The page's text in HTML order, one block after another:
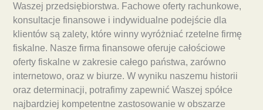
Waszej przedsiębiorstwa. Fachowe oferty rachunkowe,
konsultacje finansowe i indywidualne podejście dla
klientów są zalety, które winny wyróżniać rzetelne firmę
fiskalne. Nasze firma finansowe oferuje całościowe
oferty fiskalne w zakresie całego państwa, zarówno
internetowo, oraz w biurze. W wyniku naszemu historii
oraz determinacji, potrafimy zapewnić Waszej spółce
najbardziej kompetentne zastosowanie w obszarze